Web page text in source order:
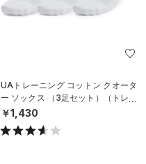
UAトレーニング コットン クオータ
ー ソックス （3足セット）（トレー
ニング/UNISEX）
￥1,430